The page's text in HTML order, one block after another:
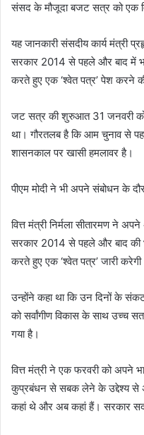
संसद के मौजूदा बजट सत्र को एक
यह जानकारी संसदीय कार्य मंत्री
सरकार 2014 से पहले और बाद में
करते हुए एक ‘श्वेत पत्र’ पेश करने
जट सत्र की शुरुआत 31 जनवरी को
था। गौरतलब है कि आम चुनाव से
शासनकाल पर खासी हमलावर है।
पीएम मोदी ने भी अपने संबोधन के
वित्त मंत्री निर्मला सीतारमण ने
सरकार 2014 से पहले और बाद की
करते हुए एक ‘श्वेत पत्र’ जारी
उन्होंने कहा था कि उन दिनों के
को सर्वांगीण विकास के साथ उच्च
गया है।
वित्त मंत्री ने एक फरवरी को अपने
कुप्रबंधन से सबक लेने के उद्देश्य से
कहां थे और अब कहां हैं। सरकार